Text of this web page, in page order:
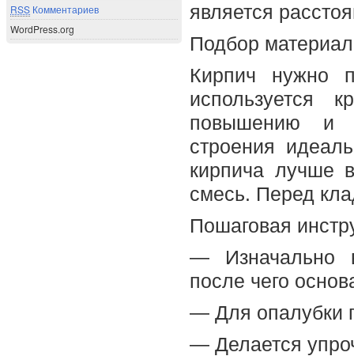
RSS Комментариев
WordPress.org
является
Подбор
Кирпич нужно
используется
повышению и
строения
кирпича лучше
смесь. Перед
Пошаговая
— Изначально
после чего
— Для опалубки
— Делается